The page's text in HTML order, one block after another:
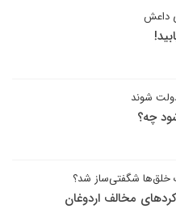
داعش
شوند
چه؟
خلق‌ها شگفتی‌ساز شد؟
مخالف اردوغان